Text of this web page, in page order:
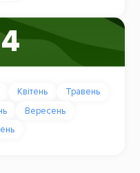
Квітень
Травень
Вересень